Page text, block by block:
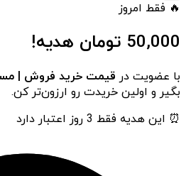
🔥 فقط امروز
50,000 تومان هدیه!
با عضویت در قیمت خرید فروش |
بگیر و اولین خریدت رو ارزون‌تر کن.
⏰ این هدیه فقط 3 روز اعتبار دارد